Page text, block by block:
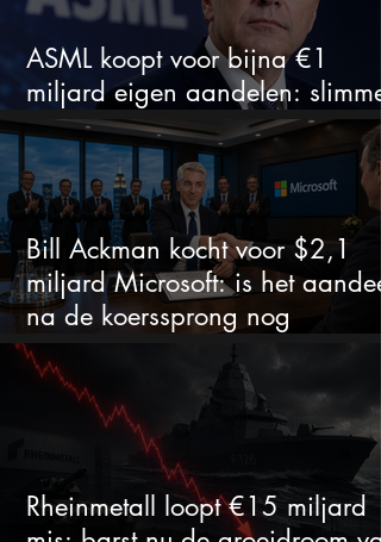
ASML koopt voor bijna €1
miljard eigen aandelen: slimme
zet of dure timing?
Bill Ackman kocht voor $2,1
miljard Microsoft: is het aandeel
na de koerssprong nog
aantrekkelijk?
Rheinmetall loopt €15 miljard